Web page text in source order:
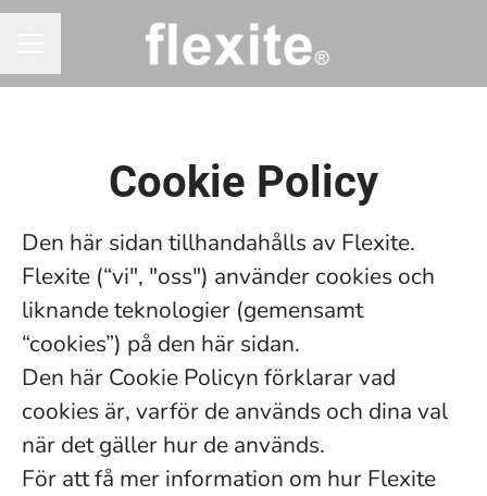
Cookie Policy
Den här sidan tillhandahålls av Flexite.
Flexite (“vi", "oss") använder cookies och
liknande teknologier (gemensamt
“cookies”) på den här sidan.
Den här Cookie Policyn förklarar vad
cookies är, varför de används och dina val
när det gäller hur de används.
För att få mer information om hur Flexite